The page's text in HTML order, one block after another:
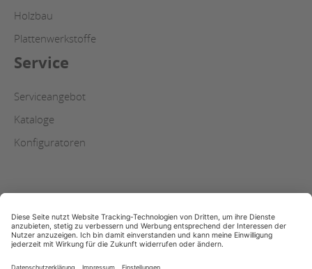
Holzbau
Plattenwerkstoffe
Service
Serviceangebot
Kataloge
Konfiguratoren
AGB